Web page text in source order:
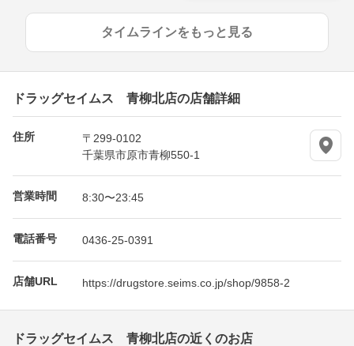
タイムラインをもっと見る
ドラッグセイムス 青柳北店の店舗詳細
住所
〒299-0102
千葉県市原市青柳550-1
営業時間 8:30〜23:45
電話番号 0436-25-0391
店舗URL https://drugstore.seims.co.jp/shop/9858-2
ドラッグセイムス 青柳北店の近くのお店